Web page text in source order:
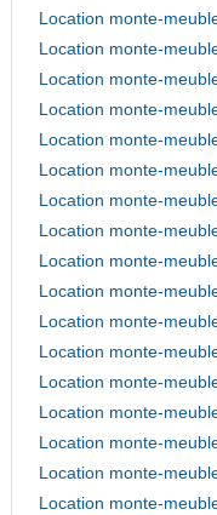
Location monte-
Location monte-
Location monte-
Location monte-
Location monte-
Location monte-
Location monte-
Location monte-
Location monte-
Location monte-
Location monte-
Location monte-
Location monte-
Location monte-
Location monte-
Location monte-
Location monte-